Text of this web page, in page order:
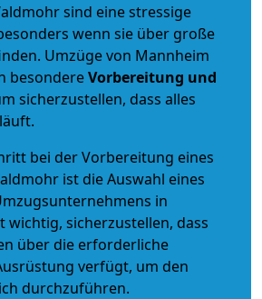
sind eine stressige
wenn sie über große
Umzüge von Mannheim
besondereVorbereitung und
sicherzustellen, dass alles
bei der Vorbereitung eines
ist die Auswahl eines
in
wichtig, sicherzustellen, dass
über die erforderliche
verfügt, um den
durchzuführen.